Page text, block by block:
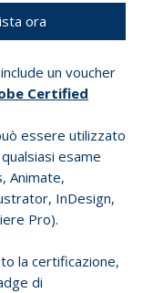
ora
un voucher
Certified
essere utilizzato
esame
Animate,
InDesign,
Pro).
la certificazione,
di